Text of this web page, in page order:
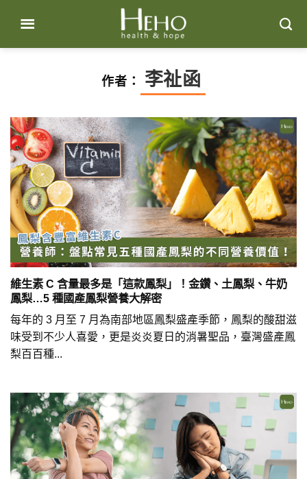
content
作者： 李祉函
維生素 C 含量最多是「這款鳳梨」！金鑽、土鳳梨、牛奶
鳳梨…5 種國產鳳梨營養大解密
每年的 3 月至 7 月為南部地區鳳梨盛產季節，鳳梨的酸甜滋
味受到不少人喜愛，更是炎炎夏日的消暑聖品，臺灣盛產鳳
梨百百種...